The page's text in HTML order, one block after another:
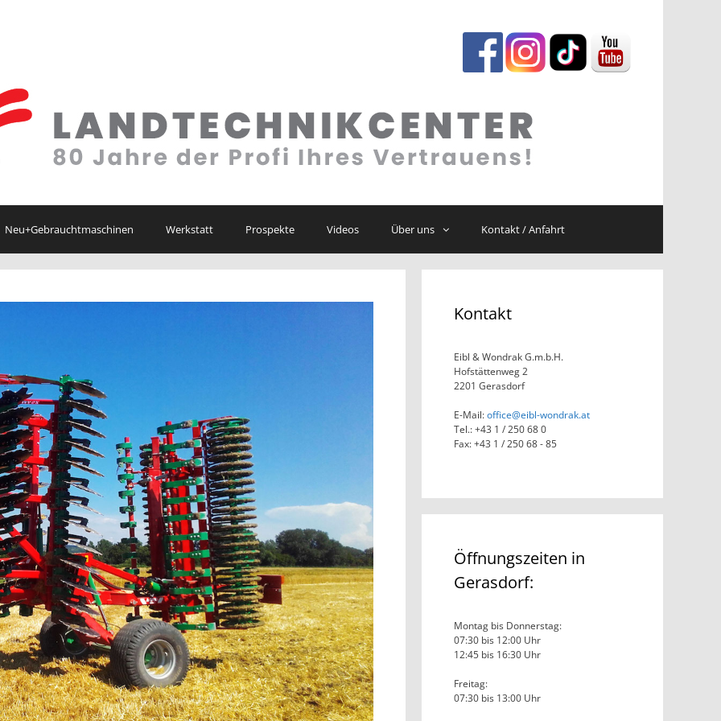
Neu+Gebrauchtmaschinen Werkstatt Prospekte Videos Über uns Kontakt / Anfahrt
Kontakt
Eibl & Wondrak G.m.b.H.
Hofstättenweg 2
2201 Gerasdorf
E-Mail:office@eibl-wondrak.at
Tel.: +43 1 / 250 68 0
Fax: +43 1 / 250 68 - 85
Öffnungszeiten in
Gerasdorf:
Montag bis Donnerstag:
07:30 bis 12:00 Uhr
12:45 bis 16:30 Uhr
Freitag:
07:30 bis 13:00 Uhr